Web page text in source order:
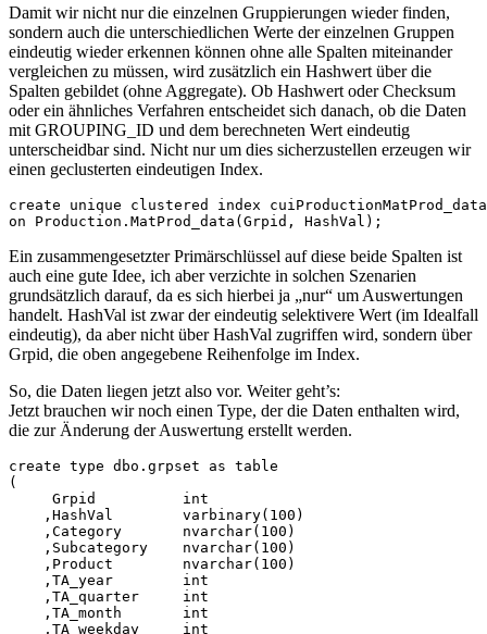
Damit wir nicht nur die einzelnen Gruppierungen wieder finden,
sondern auch die unterschiedlichen Werte der einzelnen Gruppen
eindeutig wieder erkennen können ohne alle Spalten miteinander
vergleichen zu müssen, wird zusätzlich ein Hashwert über die
Spalten gebildet (ohne Aggregate). Ob Hashwert oder Checksum
oder ein ähnliches Verfahren entscheidet sich danach, ob die Daten
mit GROUPING_ID und dem berechneten Wert eindeutig
unterscheidbar sind. Nicht nur um dies sicherzustellen erzeugen wir
einen geclusterten eindeutigen Index.
create unique clustered index
on Production.MatProd_data(Grpid, HashVal);
Ein zusammengesetzter Primärschlüssel auf diese beide Spalten ist
auch eine gute Idee, ich aber verzichte in solchen Szenarien
grundsätzlich darauf, da es sich hierbei ja „nur“ um Auswertungen
handelt. HashVal ist zwar der eindeutig selektivere Wert (im Idealfall
eindeutig), da aber nicht über HashVal zugriffen wird, sondern über
Grpid, die oben angegebene Reihenfolge im Index.
So, die Daten liegen jetzt also vor. Weiter geht’s:
Jetzt brauchen wir noch einen Type, der die Daten enthalten wird,
die zur Änderung der Auswertung erstellt werden.
create type dbo.grpset as table
(
     Grpid          int
    ,HashVal        varbinary(100)
    ,Category       nvarchar(100)
    ,Subcategory    nvarchar(100)
    ,Product        nvarchar(100)
    ,TA_year        int
    ,TA_quarter     int
    ,TA_month       int
    ,TA_weekday     int